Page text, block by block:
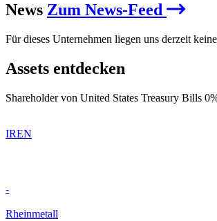
News Zum News-Feed
Für dieses Unternehmen liegen uns derzeit
Assets entdecken
Shareholder von United States Treasury Bills
IREN
-
Rheinmetall